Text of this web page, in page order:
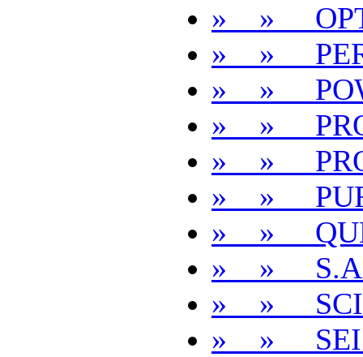
» »
» »
» »
» »
» »
» »
» »
» »
» »
» » SEI